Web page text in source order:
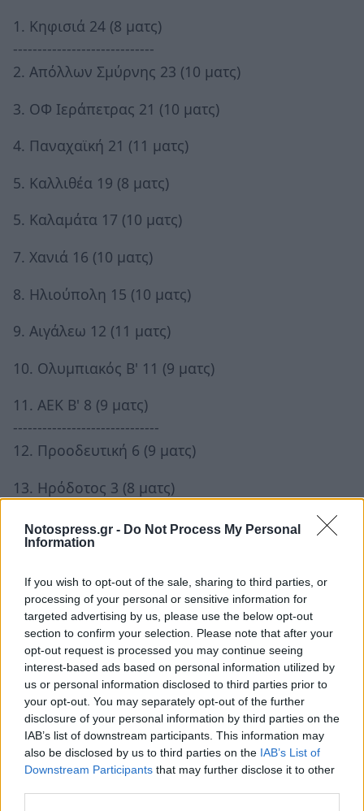
Notospress.gr - Do Not Process My Personal
Information
If you wish to opt-out of the sale, sharing to third parties, or
processing of your personal or sensitive information for
targeted advertising by us, please use the below opt-out
section to confirm your selection. Please note that after your
opt-out request is processed you may continue seeing
interest-based ads based on personal information utilized by
us or personal information disclosed to third parties prior to
your opt-out. You may separately opt-out of the further
disclosure of your personal information by third parties on the
IAB’s list of downstream participants. This information may
also be disclosed by us to third parties on the IAB’s List of
Downstream Participants that may further disclose it to other
1. Κηφισιά 24 (8 ματς)
-----------------------------
2. Απόλλων Σμύρνης 23 (10 ματς)
3. ΟΦ Ιεράπετρας 21 (10 ματς)
4. Παναχαϊκή 21 (11 ματς)
5. Καλλιθέα 19 (8 ματς)
5. Καλαμάτα 17 (10 ματς)
7. Χανιά 16 (10 ματς)
8. Ηλιούπολη 15 (10 ματς)
9. Αιγάλεω 12 (11 ματς)
10. Ολυμπιακός Β' 11 (9 ματς)
11. ΑΕΚ Β' 8 (9 ματς)
------------------------------
12. Προοδευτική 6 (9 ματς)
13. Ηρόδοτος 3 (8 ματς)
14. ΠΑΟ Ρουφ 3 (11 ματς)
Η επόμενη αγωνιστική
Καλαμάτα-Προοδευτική
Παναχαϊκή-ΑΕΚ Β'
Ολυμπιακός Β'-Ηρόδοτος
Επισκοπή-ΟΦ Ιεράπετρας
Χανιά-Κηφισιά